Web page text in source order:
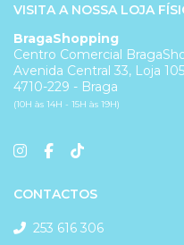
VISITA A NOSSA LOJA
BragaShopping
Centro Comercial
Avenida Central 33, Loja 105
4710-229 - Braga
(10H às 14H - 15H às 19H)
CONTACTOS
253 616 306